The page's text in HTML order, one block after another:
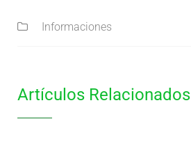
Informaciones
Artículos Relacionados